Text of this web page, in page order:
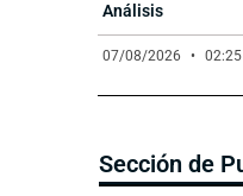
Análisis
07/08/2026 02:25
Sección de